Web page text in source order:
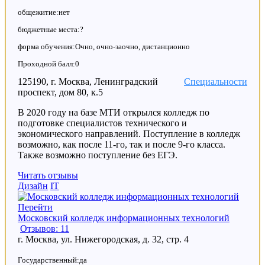
общежитие:нет
бюджетные места:?
форма обучения:Очно, очно-заочно, дистанционно
Проходной балл:0
Специальности
125190, г. Москва, Ленинградский
проспект, дом 80, к.5
В 2020 году на базе МТИ открылся колледж по
подготовке специалистов технического и
экономического направлений. Поступление в колледж
возможно, как после 11-го, так и после 9-го класса.
Также возможно поступление без ЕГЭ.
Читать отзывы
Дизайн IT
Перейти
Московский колледж информационных технологий
Отзывов: 11
г. Москва, ул. Нижегородская, д. 32, стр. 4
Государственный:да